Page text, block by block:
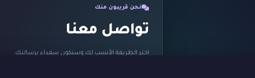
نحن قريبون منك
تواصل معنا
اختر الطريقة الأنسب لك وسنكون سعداء برسالتك.